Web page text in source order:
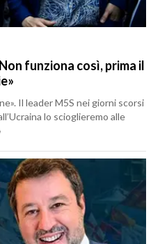
funziona così, prima il
Il leader M5S nei giorni scorsi
lo scioglieremo alle